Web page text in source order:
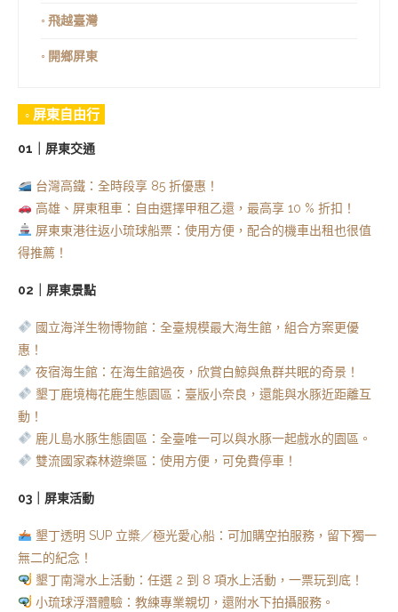
◦ 飛越臺灣
◦ 開鄉屏東
◦ 屏東自由行
01｜屏東交通
台灣高鐵：全時段享 85 折優惠！
高雄、屏東租車：自由選擇甲租乙還，最高享 10 % 折扣！
屏東東港往返小琉球船票：使用方便，配合的機車出租也很值
得推薦！
02｜屏東景點
國立海洋生物博物館：全臺規模最大海生館，組合方案更優
惠！
夜宿海生館：在海生館過夜，欣賞白鯨與魚群共眠的奇景！
墾丁鹿境梅花鹿生態園區：臺版小奈良，還能與水豚近距離互
動！
鹿ㄦ島水豚生態園區：全臺唯一可以與水豚一起戲水的園區。
雙流國家森林遊樂區：使用方便，可免費停車！
03｜屏東活動
墾丁透明 SUP 立槳／極光愛心船：可加購空拍服務，留下獨一
無二的紀念！
墾丁南灣水上活動：任選 2 到 8 項水上活動，一票玩到底！
小琉球浮潛體驗：教練專業親切，還附水下拍攝服務。